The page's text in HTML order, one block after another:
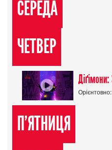
СЕРЕДА
ЧЕТВЕР
Орієнтовно:
П'ЯТНИЦЯ